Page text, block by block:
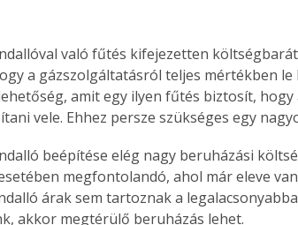
való fűtés kifejezetten
a gázszolgáltatásról teljes mértékben le
amit egy ilyen fűtés biztosít, hogy
vele. Ehhez persze szükséges egy
beépítése elég nagy beruházási
megfontolandó, ahol már eleve
árak sem tartoznak a
akkor megtérülő beruházás lehet.